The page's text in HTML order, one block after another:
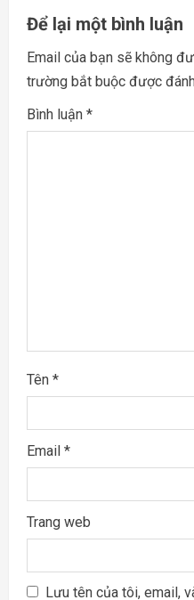
n
u
e
R
g
Để lại một bình luận
Email của bạn sẽ không
trường bắt buộc được
Bình luận *
Tên *
Email *
Trang web
Lưu tên của tôi, email,